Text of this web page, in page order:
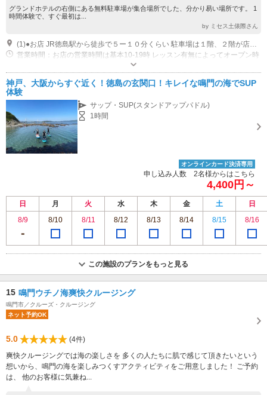
グランドホテルの右側にある無料駐車場が集合場所でした、分かり易い場所です。 1
時間体験で、すぐ最初は...
by ミセス土俵際さん
(1)●お店 JR徳島駅から徒歩で５ー１０分くらい 駐車場は１階、２階が店舗となっております。
営業時間：お店の営業時間は基本10-19時 レッスン有無によってオープン時
間が異なります。 不定休です。 レッスンは基本、午前８、もしくは９時集
て調整いたします。
神戸、大阪からすぐ近く！徳島の玄関口！キレイな鳴門の海でSUP
体験
サップ・SUP(スタンドアップパドル)
1時間
オンラインカード決済専用
申し込み人数 2名様からはこちら
4,400円～
日 月 火 水 木 金 土
日
8/9
8/10 8/11 8/12 8/13 8/14 8/15 8/16
この施設のプランをもっと見る
15 鳴門ウチノ海爽快クルージング
鳴門市／クルーズ・クルージング
ネット予約OK
5.0
(4件)
爽快クルージングでは海の楽しさを 多くの人たちに肌で感じて頂きたいという
想いから、鳴門の海を楽しみつくすアクティビティをご用意しました！ ご予約
は、 他のお客様に気兼ね...